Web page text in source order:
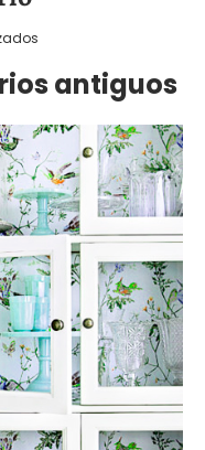
antiguos